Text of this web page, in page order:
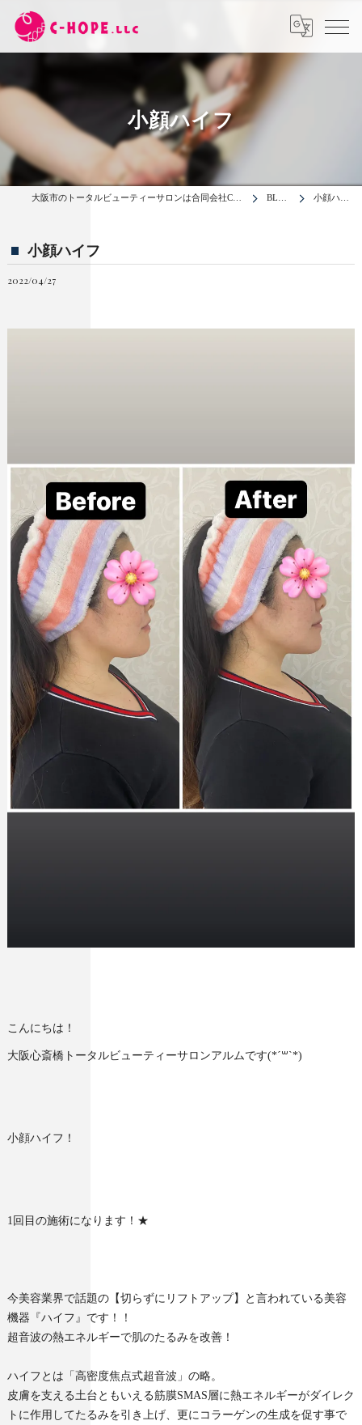
小顔ハイフ
大阪市のトータルビューティーサロンは合同会社C-HOPE BLOG 小顔ハイフ
小顔ハイフ
2022/04/27
こんにちは！
大阪心斎橋トータルビューティーサロンアルムです(*´꒳`*)
小顔ハイフ！
1回目の施術になります！★
今美容業界で話題の【切らずにリフトアップ】と言われている美容
機器『ハイフ』です！！
超音波の熱エネルギーで肌のたるみを改善！
ハイフとは「高密度焦点式超音波」の略。
皮膚を支える土台ともいえる筋膜SMAS層に熱エネルギーがダイレク
トに作用してたるみを引き上げ、更にコラーゲンの生成を促す事で